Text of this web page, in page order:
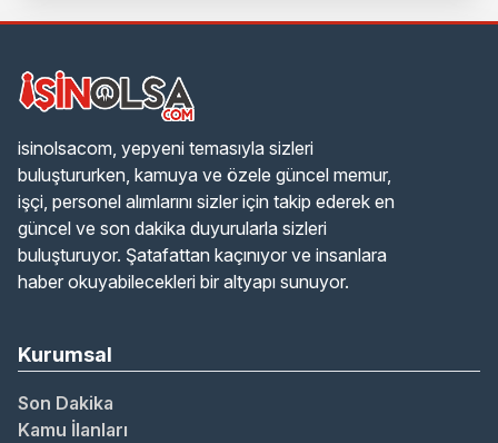
isinolsacom, yepyeni temasıyla sizleri
buluştururken, kamuya ve özele güncel memur,
işçi, personel alımlarını sizler için takip ederek en
güncel ve son dakika duyurularla sizleri
buluşturuyor. Şatafattan kaçınıyor ve insanlara
haber okuyabilecekleri bir altyapı sunuyor.
Kurumsal
Son Dakika
Kamu İlanları